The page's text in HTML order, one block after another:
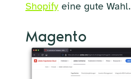
Shopifyeine gute Wahl.
Magento